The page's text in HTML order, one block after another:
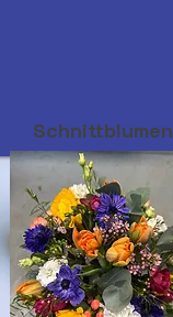
Schnittblumen